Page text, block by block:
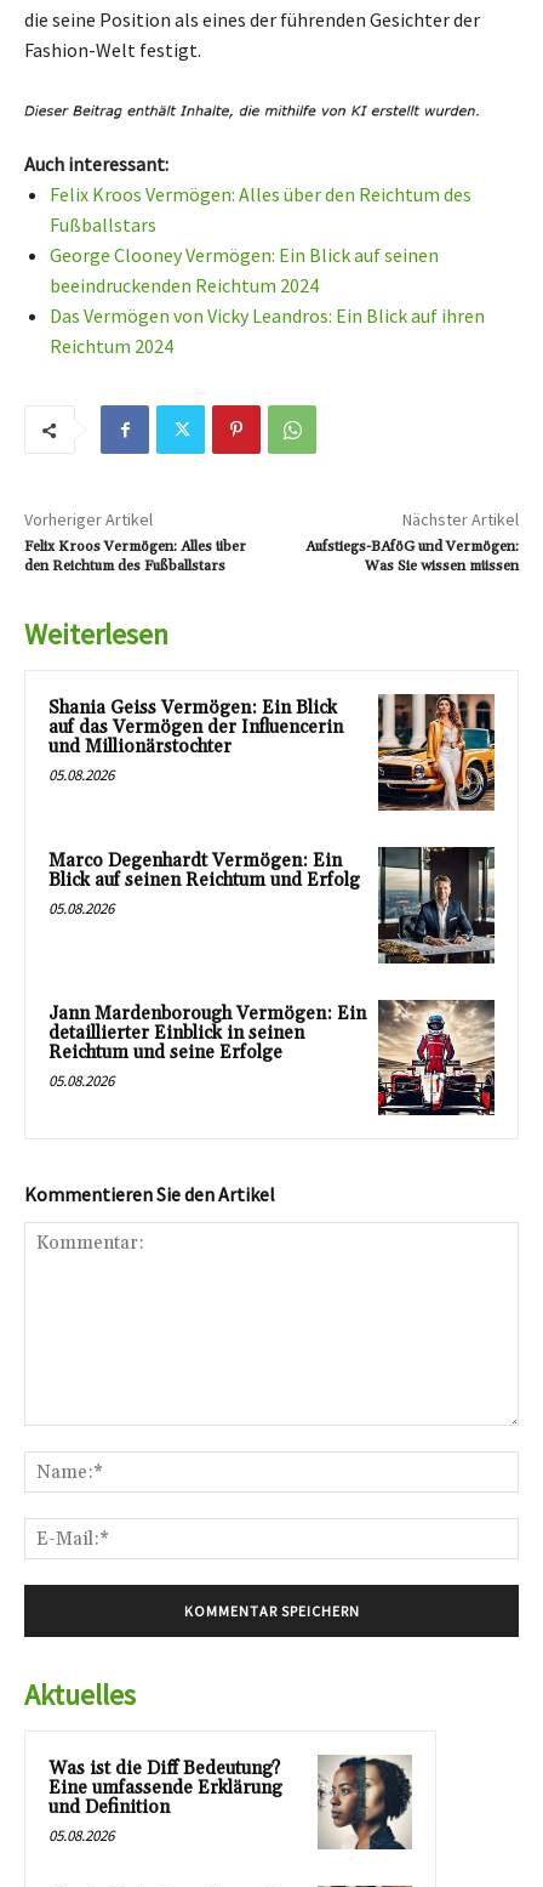
die seine Position als eines der führenden Gesichter der
Fashion-Welt festigt.
Auch interessant:
Felix Kroos Vermögen: Alles über den Reichtum des
Fußballstars
George Clooney Vermögen: Ein Blick auf seinen
beeindruckenden Reichtum 2024
Das Vermögen von Vicky Leandros: Ein Blick auf ihren
Reichtum 2024
Vorheriger Artikel
Felix Kroos Vermögen: Alles über
den Reichtum des Fußballstars
Nächster Artikel
Aufstiegs-BAföG und Vermögen:
Was Sie wissen müssen
Weiterlesen
Shania Geiss Vermögen: Ein Blick
auf das Vermögen der Influencerin
und Millionärstochter
05.08.2026
Marco Degenhardt Vermögen: Ein
Blick auf seinen Reichtum und Erfolg
05.08.2026
Jann Mardenborough Vermögen: Ein
detaillierter Einblick in seinen
Reichtum und seine Erfolge
05.08.2026
Kommentieren Sie den Artikel
Aktuelles
Was ist die Diff Bedeutung?
Eine umfassende Erklärung
und Definition
05.08.2026